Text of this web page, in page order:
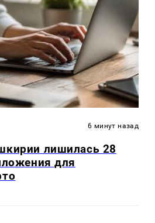
6 минут назад
лишилась 28
для